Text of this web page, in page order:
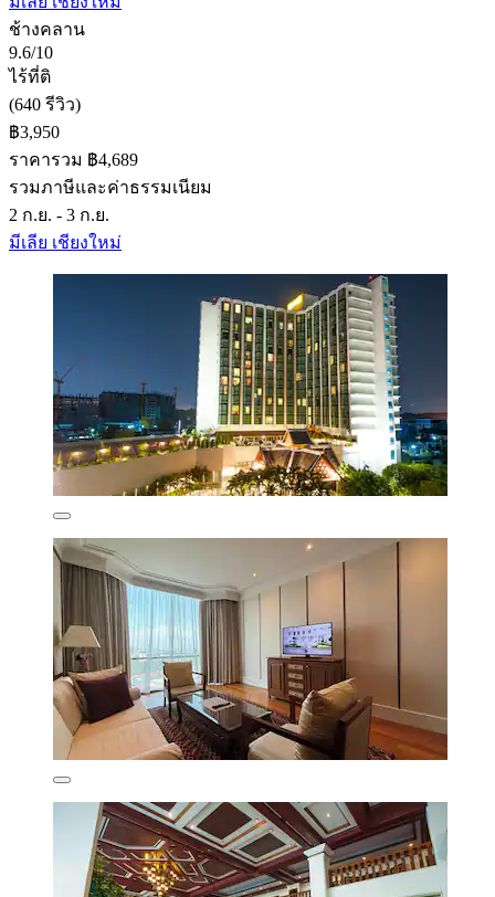
ช้างคลาน
9.6/10
ไร้ที่ติ
(640 รีวิว)
฿3,950
ราคารวม ฿4,689
รวมภาษีและค่าธรรมเนียม
2 ก.ย. - 3 ก.ย.
มีเลีย เชียงใหม่